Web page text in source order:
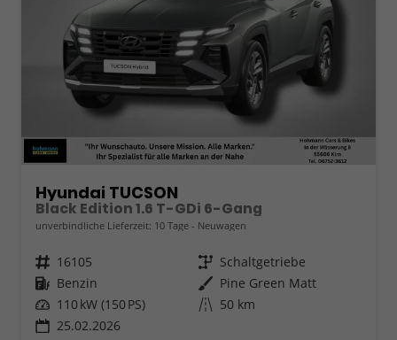
Hyundai TUCSON
Black Edition 1.6 T-GDi 6-Gang
unverbindliche Lieferzeit: 10 Tage Neuwagen
Fahrzeugnr. 16105 Getriebe Schaltgetriebe
Kraftstoff Benzin Außenfarbe Pine Green Matt
Leistung 110 kW (150 PS) Kilometerstand 50 km
25.02.2026